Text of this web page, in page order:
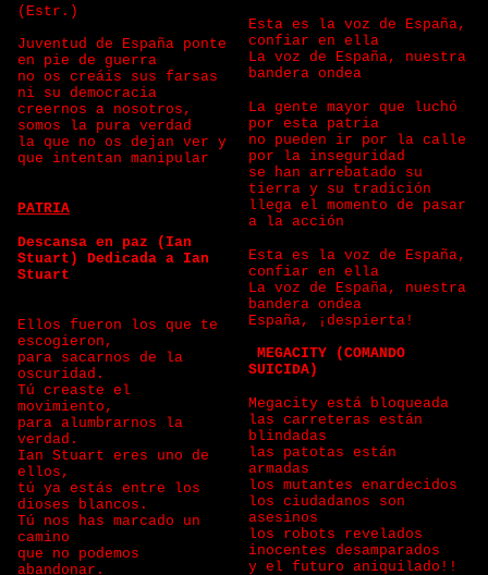
(Estr.)
Juventud de España ponte
en pie de guerra
no os creáis sus farsas
ni su democracia
creernos a nosotros,
somos la pura verdad
la que no os dejan ver y
que intentan manipular
PATRIA
Descansa en paz (Ian
Stuart) Dedicada a Ian
Stuart
Ellos fueron los que te
escogieron,
para sacarnos de la
oscuridad.
Tú creaste el
movimiento,
para alumbrarnos la
verdad.
Ian Stuart eres uno de
ellos,
tú ya estás entre los
dioses blancos.
Tú nos has marcado un
camino
que no podemos
abandonar.
Esta es la voz de España,
confiar en ella
La voz de España, nuestra
bandera ondea
La gente mayor que luchó
por esta patria
no pueden ir por la calle
por la inseguridad
se han arrebatado su
tierra y su tradición
llega el momento de pasar
a la acción
Esta es la voz de España,
confiar en ella
La voz de España, nuestra
bandera ondea
España, ¡despierta!
MEGACITY (COMANDO
SUICIDA)
Megacity está bloqueada
las carreteras están
blindadas
las patotas están
armadas
los mutantes enardecidos
los ciudadanos son
asesinos
los robots revelados
inocentes desamparados
y el futuro aniquilado!!